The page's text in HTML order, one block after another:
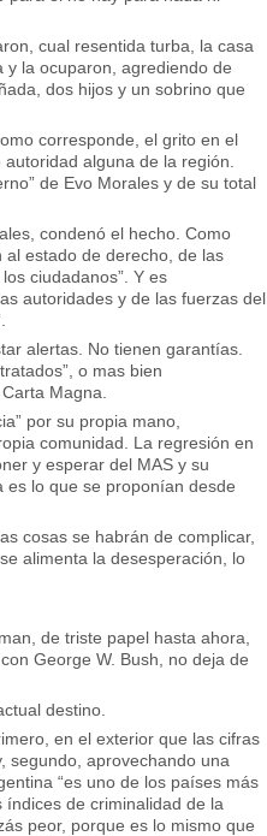
cual resentida turba, la casa
y la ocuparon, agrediendo de
dos hijos y un sobrino que
corresponde, el grito en el
alguna de la región.
de Evo Morales y de su total
condenó el hecho. Como
al estado de derecho, de las
ciudadanos”. Y es
autoridades y de las fuerzas del
alertas. No tienen garantías.
o mas bien
Magna.
por su propia mano,
comunidad. La regresión en
y esperar del MAS y su
es lo que se proponían desde
cosas se habrán de complicar,
alimenta la desesperación, lo
de triste papel hasta ahora,
George W. Bush, no deja de
destino.
en el exterior que las cifras
segundo, aprovechando una
“es uno de los países más
de criminalidad de la
peor, porque es lo mismo que